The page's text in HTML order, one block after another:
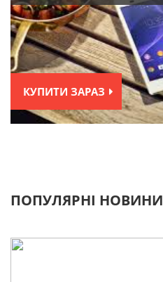
КУПИТИ ЗАРАЗ
ПОПУЛЯРНІ НОВИНИ